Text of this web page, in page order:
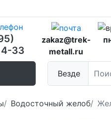
33
zakaz@trek-
metall.ru
Везде
Водосточный желоб